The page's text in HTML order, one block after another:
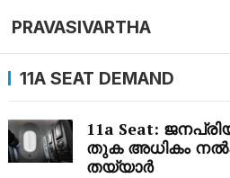
PRAVASIVARTHA
11A SEAT DEMAND
11a Seat:
തുക അധികം
തയ്യാര്‍